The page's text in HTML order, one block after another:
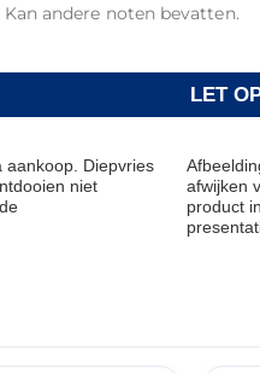
Kan andere noten bevatten.
LET
aankoop. Diepvries
niet
afwijken
product